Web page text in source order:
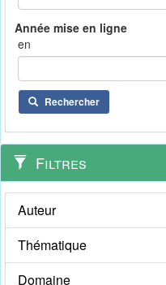
en
Rechercher
Filtres
Auteur
Thématique
Domaine